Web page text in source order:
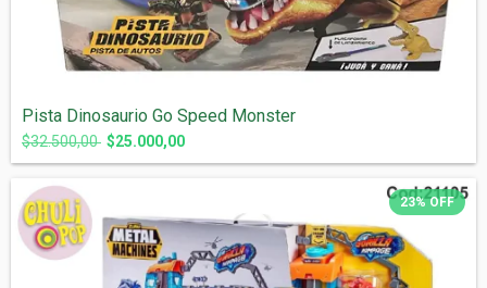
Pista Dinosaurio Go Speed Monster
$32.500,00 $25.000,00
23%OFF